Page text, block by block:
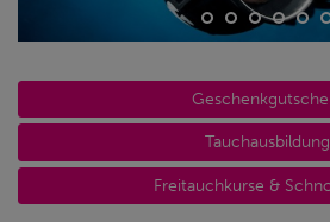
Tauchausbildung
Freitauchkurse &